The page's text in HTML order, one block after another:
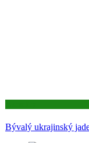
Bývalý ukrajinský